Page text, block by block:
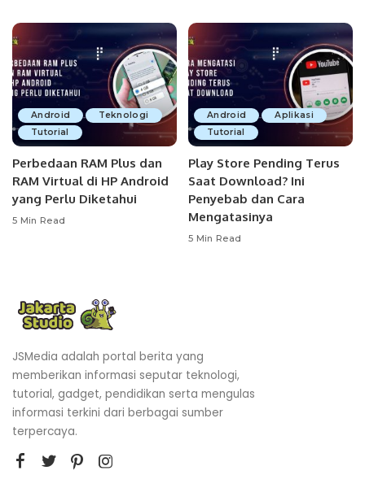
Android
Teknologi
Tutorial
Perbedaan RAM Plus dan
RAM Virtual di HP Android
yang Perlu Diketahui
5 Min Read
Android
Aplikasi
Tutorial
Play Store Pending Terus
Saat Download? Ini
Penyebab dan Cara
Mengatasinya
5 Min Read
JSMedia adalah portal berita yang
memberikan informasi seputar teknologi,
tutorial, gadget, pendidikan serta mengulas
informasi terkini dari berbagai sumber
terpercaya.